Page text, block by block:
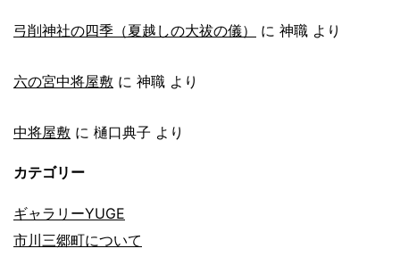
弓削神社の四季（夏越しの大祓の儀） に 神職 より
六の宮中将屋敷 に 神職 より
中将屋敷 に 樋口典子 より
カテゴリー
ギャラリーYUGE
市川三郷町について